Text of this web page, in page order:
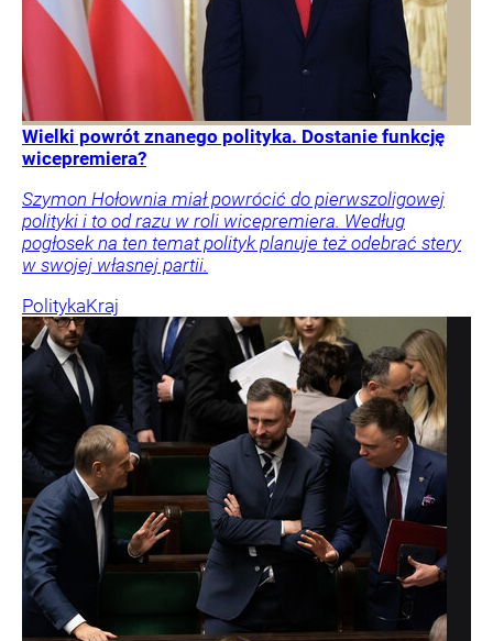
Wielki powrót znanego polityka. Dostanie funkcję
wicepremiera?
Szymon Hołownia miał powrócić do pierwszoligowej
polityki i to od razu w roli wicepremiera. Według
pogłosek na ten temat polityk planuje też odebrać stery
w swojej własnej partii.
PolitykaKraj